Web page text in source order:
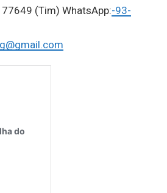
(Tim) WhatsApp:-93-